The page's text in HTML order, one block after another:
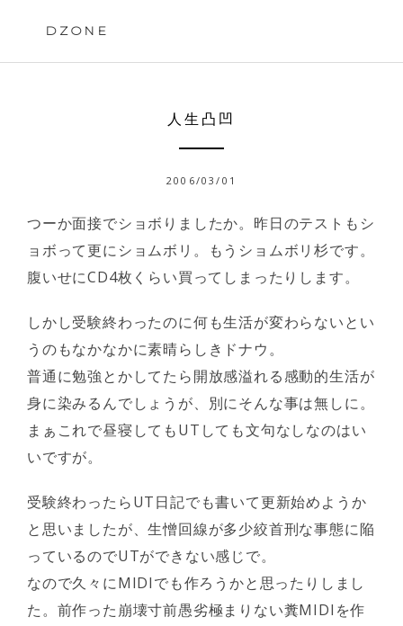
DZONE
人生凸凹
2006/03/01
つーか面接でショボりましたか。昨日のテストもシ
ョボって更にショムボリ。もうショムボリ杉です。
腹いせにCD4枚くらい買ってしまったりします。
しかし受験終わったのに何も生活が変わらないとい
うのもなかなかに素晴らしきドナウ。
普通に勉強とかしてたら開放感溢れる感動的生活が
身に染みるんでしょうが、別にそんな事は無しに。
まぁこれで昼寝してもUTしても文句なしなのはい
いですが。
受験終わったらUT日記でも書いて更新始めようか
と思いましたが、生憎回線が多少絞首刑な事態に陥
っているのでUTができない感じで。
なので久々にMIDIでも作ろうかと思ったりしまし
た。前作った崩壊寸前愚劣極まりない糞MIDIを作